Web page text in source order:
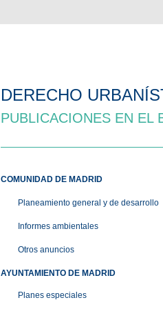
DERECHO
PUBLICACIONES EN EL
COMUNIDAD DE MADRID
Planeamiento general y de desarrollo
Informes ambientales
Otros anuncios
AYUNTAMIENTO DE MADRID
Planes especiales